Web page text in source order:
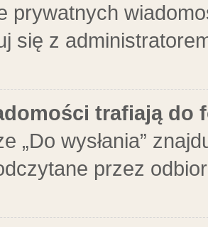
prywatnych
się z
trafiają do
„Do wysłania”
przez